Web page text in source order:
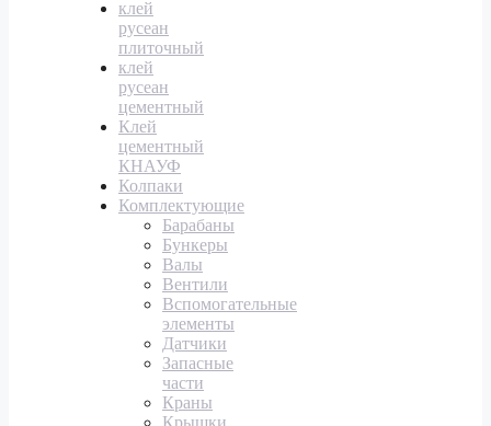
клей
русеан
плиточный
клей
русеан
цементный
Клей
цементный
КНАУФ
Колпаки
Комплектующие
Барабаны
Бункеры
Валы
Вентили
Вспомогательные
элементы
Датчики
Запасные
части
Краны
Крышки